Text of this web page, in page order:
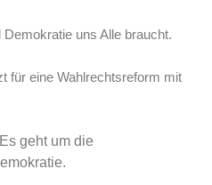
uns Alle braucht.
für eine Wahlrechtsreform mit
geht um die